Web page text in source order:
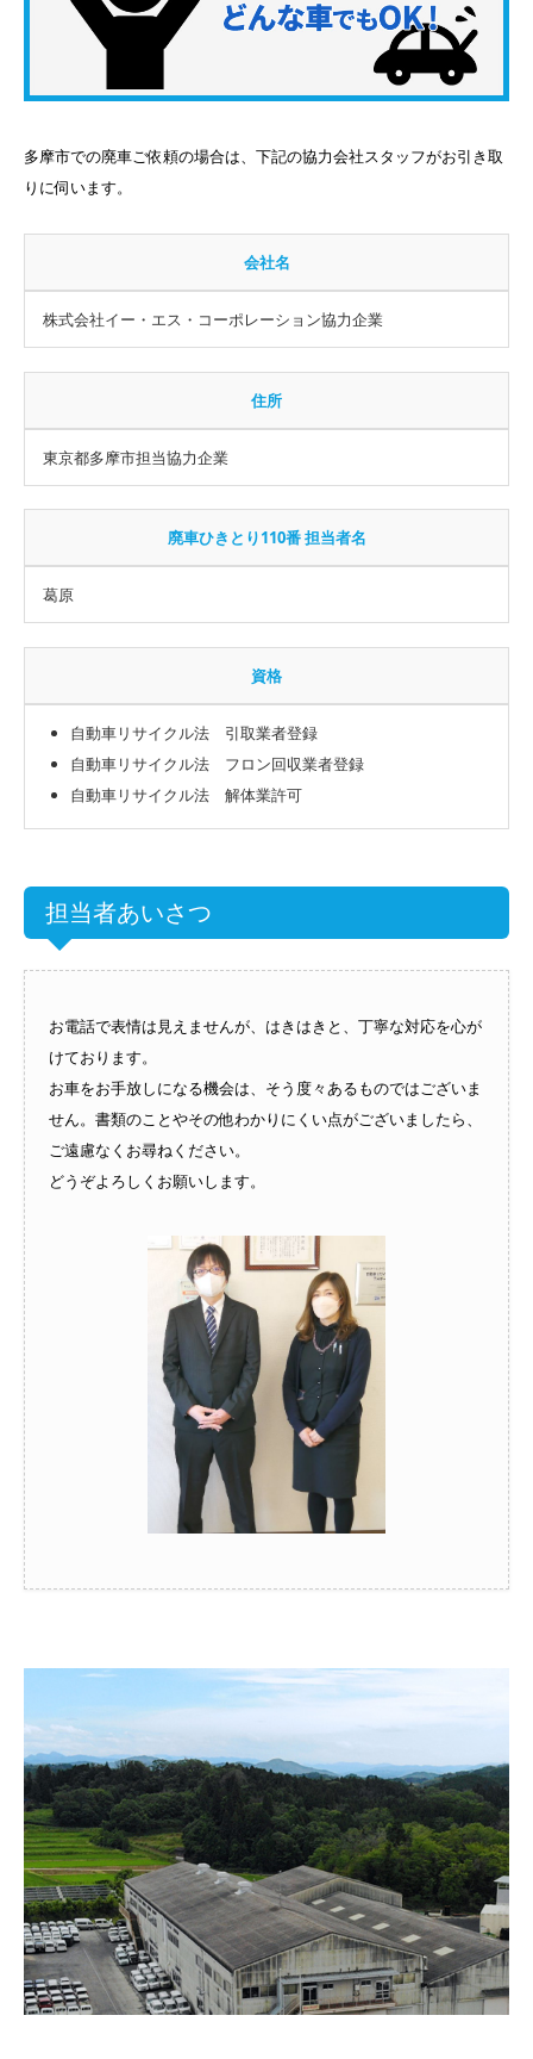
多摩市での廃車ご依頼の場合は、下記の協力会社スタッフがお引き取
りに伺います。
会社名
株式会社イー・エス・コーポレーション協力企業
住所
東京都多摩市担当協力企業
廃車ひきとり110番 担当者名
葛原
資格
自動車リサイクル法 引取業者登録
自動車リサイクル法 フロン回収業者登録
自動車リサイクル法 解体業許可
担当者あいさつ
お電話で表情は見えませんが、はきはきと、丁寧な対応を心が
けております。
お車をお手放しになる機会は、そう度々あるものではございま
せん。書類のことやその他わかりにくい点がございましたら、
ご遠慮なくお尋ねください。
どうぞよろしくお願いします。